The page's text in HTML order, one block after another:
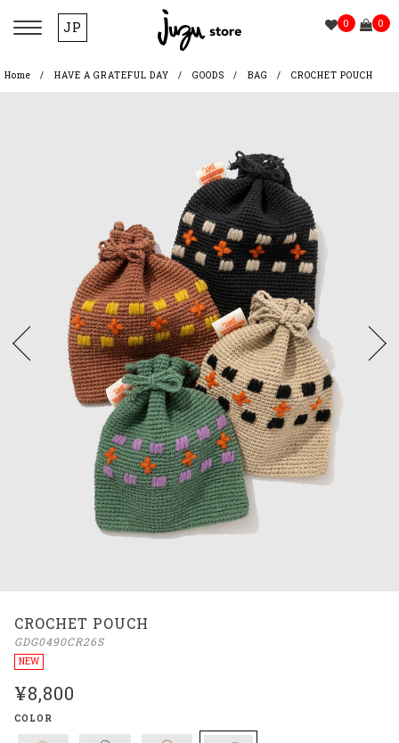
JP 0 0
Home HAVE A GRATEFUL DAY GOODS BAG CROCHET POUCH
CROCHET POUCH
GDG0490CR26S
NEW
¥8,800
COLOR